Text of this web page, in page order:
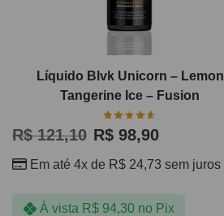
Líquido Blvk Unicorn – Lemon
Tangerine Ice – Fusion
R$121,10 R$ 98,90
Em até 4x de R$ 24,73 sem juros
À vista R$94,30 no Pix